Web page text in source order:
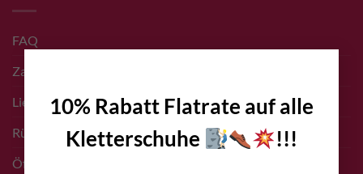
10% Rabatt Flatrate auf alle
Kletterschuhe
!!!
FAQ
Zahlungsarten
Liefer- & Versand Infos
Rücksendungen
Öffnungszeiten Shop